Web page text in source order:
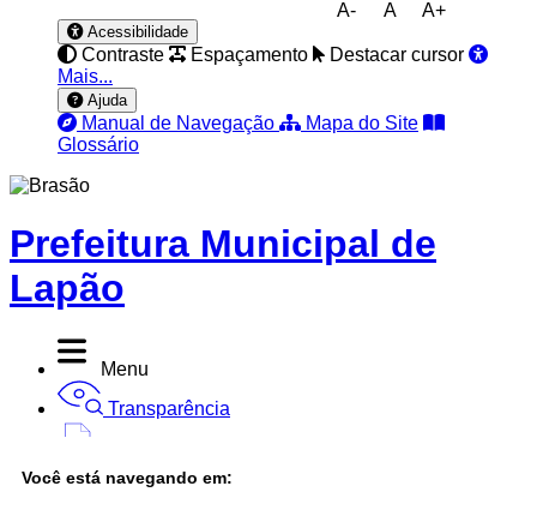
A- A A+
Acessibilidade
Contraste Espaçamento
Destacar cursor
Mais...
Ajuda
Manual de Navegação
Mapa do Site
Glossário
Prefeitura Municipal de
Lapão
Menu
Transparência
Você está navegando em: